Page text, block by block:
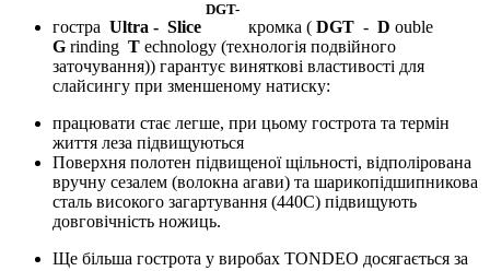
гостра Ultra - Slice
DGT-
кромка ( DGT - D ouble
G rinding T echnology (технологія подвійного
заточування)) гарантує виняткові властивості для
слайсингу при зменшеному натиску:
працювати стає легше, при цьому гострота та термін
життя леза підвищуються
Поверхня полотен підвищеної щільності, відполірована
вручну сезалем (волокна агави) та шарикопідшипникова
сталь високого загартування (440С) підвищують
довговічність ножиць.
Ще більша гострота у виробах TONDEO досягається за